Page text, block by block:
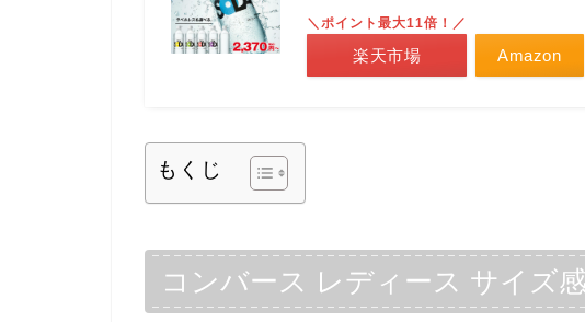
Amazon
＼ポイント最大11倍！／
楽天市場
もくじ
コンバース レディース サイズ